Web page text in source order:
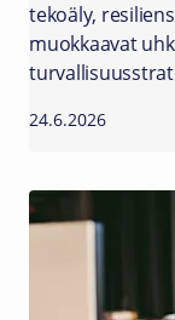
tekoäly,
muokkaavat
24.6.2026